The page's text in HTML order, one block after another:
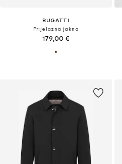
BUGATTI
Prijelazna jakna
179,00 €